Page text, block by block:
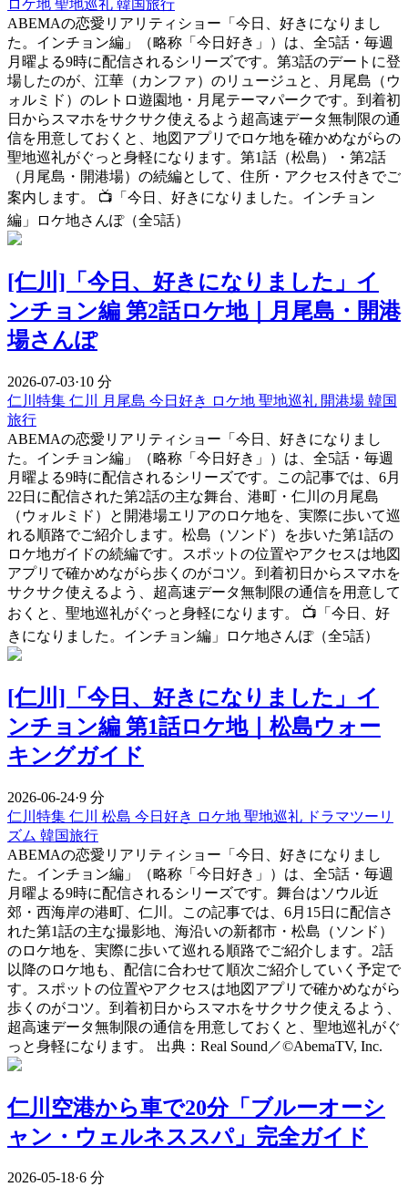
ロケ地 聖地巡礼 韓国旅行
ABEMAの恋愛リアリティショー「今日、好きになりまし
た。インチョン編」（略称「今日好き」）は、全5話・毎週
月曜よる9時に配信されるシリーズです。第3話のデートに登
場したのが、江華（カンファ）のリュージュと、月尾島（ウ
ォルミド）のレトロ遊園地・月尾テーマパークです。到着初
日からスマホをサクサク使えるよう超高速データ無制限の通
信を用意しておくと、地図アプリでロケ地を確かめながらの
聖地巡礼がぐっと身軽になります。第1話（松島）・第2話
（月尾島・開港場）の続編として、住所・アクセス付きでご
案内します。 📺「今日、好きになりました。インチョン
編」ロケ地さんぽ（全5話）
[仁川]「今日、好きになりました」イ
ンチョン編 第2話ロケ地｜月尾島・開港
場さんぽ
2026-07-03·10 分
仁川特集 仁川 月尾島 今日好き ロケ地 聖地巡礼 開港場 韓国
旅行
ABEMAの恋愛リアリティショー「今日、好きになりまし
た。インチョン編」（略称「今日好き」）は、全5話・毎週
月曜よる9時に配信されるシリーズです。この記事では、6月
22日に配信された第2話の主な舞台、港町・仁川の月尾島
（ウォルミド）と開港場エリアのロケ地を、実際に歩いて巡
れる順路でご紹介します。松島（ソンド）を歩いた第1話の
ロケ地ガイドの続編です。スポットの位置やアクセスは地図
アプリで確かめながら歩くのがコツ。到着初日からスマホを
サクサク使えるよう、超高速データ無制限の通信を用意して
おくと、聖地巡礼がぐっと身軽になります。 📺「今日、好
きになりました。インチョン編」ロケ地さんぽ（全5話）
[仁川]「今日、好きになりました」イ
ンチョン編 第1話ロケ地｜松島ウォー
キングガイド
2026-06-24·9 分
仁川特集 仁川 松島 今日好き ロケ地 聖地巡礼 ドラマツーリ
ズム 韓国旅行
ABEMAの恋愛リアリティショー「今日、好きになりまし
た。インチョン編」（略称「今日好き」）は、全5話・毎週
月曜よる9時に配信されるシリーズです。舞台はソウル近
郊・西海岸の港町、仁川。この記事では、6月15日に配信さ
れた第1話の主な撮影地、海沿いの新都市・松島（ソンド）
のロケ地を、実際に歩いて巡れる順路でご紹介します。2話
以降のロケ地も、配信に合わせて順次ご紹介していく予定で
す。スポットの位置やアクセスは地図アプリで確かめながら
歩くのがコツ。到着初日からスマホをサクサク使えるよう、
超高速データ無制限の通信を用意しておくと、聖地巡礼がぐ
っと身軽になります。 出典：Real Sound／©AbemaTV, Inc.
仁川空港から車で20分「ブルーオーシ
ャン・ウェルネススパ」完全ガイド
2026-05-18·6 分